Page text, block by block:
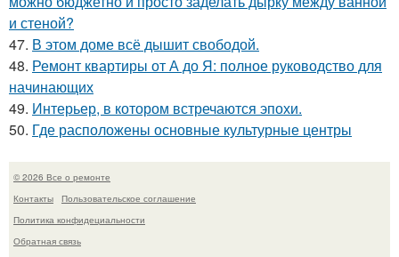
и стеной?
47. В этом доме всё дышит свободой.
48. Ремонт квартиры от А до Я: полное руководство для
начинающих
49. Интерьер, в котором встречаются эпохи.
50. Где расположены основные культурные центры
© 2026 Все о ремонте
Контакты
Пользовательское соглашение
Политика конфидециальности
Обратная связь